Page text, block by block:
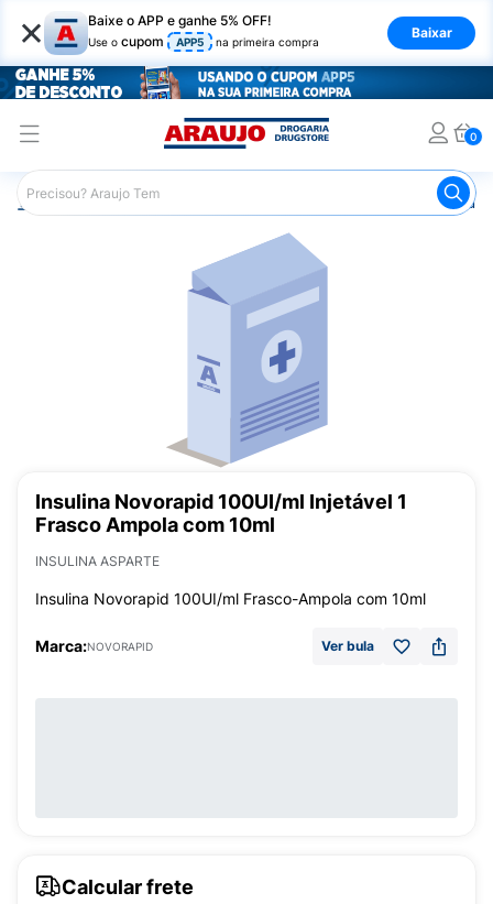
× Baixe o APP e ganhe 5% OFF!
Use o cupom APP5 na primeira compra
Baixar
0
Araujo Medicamentos
Insulina Novorapid 100UI/ml Injetável 1
Frasco Ampola com 10ml
INSULINA ASPARTE
Insulina Novorapid 100UI/ml Frasco-Ampola com 10ml
Marca:NOVORAPID Ver bula
Calcular frete